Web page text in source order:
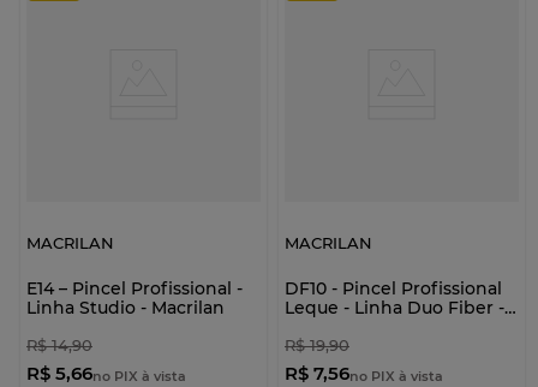
MACRILAN
E14 – Pincel Profissional -
Linha Studio - Macrilan
R$ 14,90
R$ 5,66no PIX à vista
MACRILAN
DF10 - Pincel Profissional
Leque - Linha Duo Fiber -
R$ 19,90
R$ 7,56no PIX à vista